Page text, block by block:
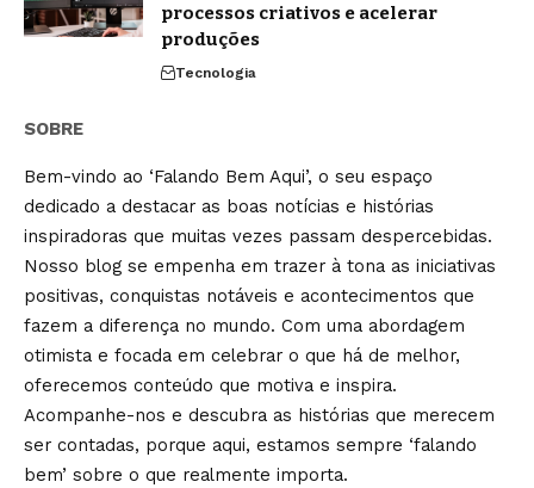
processos criativos e acelerar
produções
Tecnologia
SOBRE
Bem-vindo ao ‘Falando Bem Aqui’, o seu espaço
dedicado a destacar as boas notícias e histórias
inspiradoras que muitas vezes passam despercebidas.
Nosso blog se empenha em trazer à tona as iniciativas
positivas, conquistas notáveis e acontecimentos que
fazem a diferença no mundo. Com uma abordagem
otimista e focada em celebrar o que há de melhor,
oferecemos conteúdo que motiva e inspira.
Acompanhe-nos e descubra as histórias que merecem
ser contadas, porque aqui, estamos sempre ‘falando
bem’ sobre o que realmente importa.